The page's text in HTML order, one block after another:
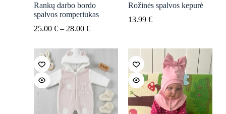
Rankų darbo bordo
spalvos romperiukas
25.00 € – 28.00 €Price
through
28.00 €
Rožinės spalvos kepurė
13.99 €